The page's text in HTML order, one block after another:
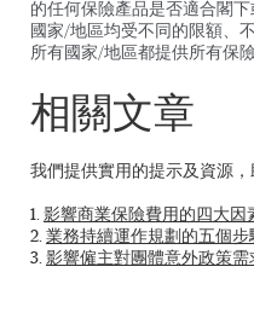
的任何保險產品是否適合閣
國家/地區均受不同的限額、
所有國家/地區都提供所有保險
相關文章
我們提供實用的提示及資源，
1. 影響商業保險費用的四大因
2. 業務持續運作規劃的五個步
3. 影響僱主對團體意外政策